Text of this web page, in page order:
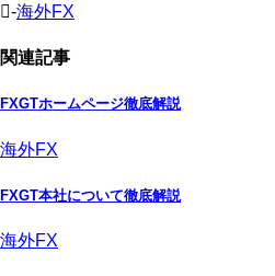
-海外FX
関連記事
FXGTホームページ徹底解説
海外FX
FXGT本社について徹底解説
海外FX